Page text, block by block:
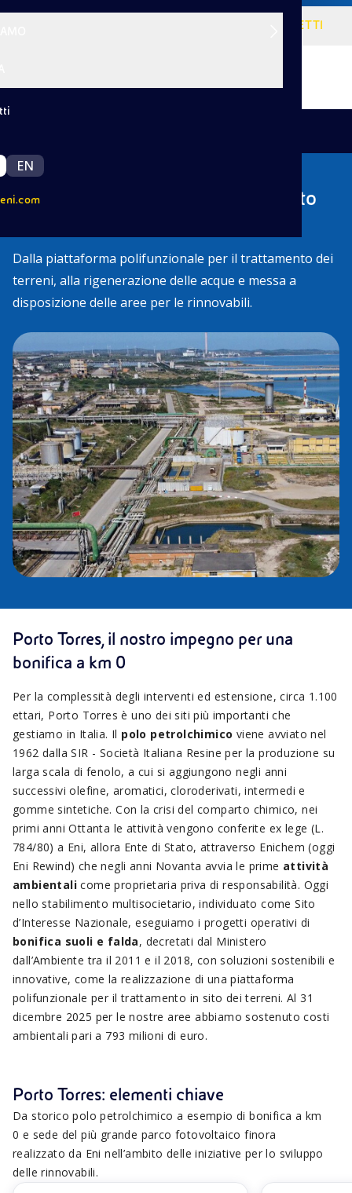
EN
eni.com
PROGETTI
I nostri interventi ambientali a Porto
Dalla piattaforma polifunzionale per il trattamento dei
terreni, alla rigenerazione delle acque e messa a
disposizione delle aree per le rinnovabili.
Porto Torres, il nostro impegno per una
bonifica a km 0
Per la complessità degli interventi ed estensione, circa 1.100
ettari, Porto Torres è uno dei siti più importanti che
gestiamo in Italia. Il polo petrolchimico viene avviato nel
1962 dalla SIR - Società Italiana Resine per la produzione su
larga scala di fenolo, a cui si aggiungono negli anni
successivi olefine, aromatici, cloroderivati, intermedi e
gomme sintetiche. Con la crisi del comparto chimico, nei
primi anni Ottanta le attività vengono conferite ex lege (L.
784/80) a Eni, allora Ente di Stato, attraverso Enichem (oggi
Eni Rewind) che negli anni Novanta avvia le prime attività
ambientali come proprietaria priva di responsabilità. Oggi
nello stabilimento multisocietario, individuato come Sito
d’Interesse Nazionale, eseguiamo i progetti operativi di
bonifica suoli e falda, decretati dal Ministero
dall’Ambiente tra il 2011 e il 2018, con soluzioni sostenibili e
innovative, come la realizzazione di una piattaforma
polifunzionale per il trattamento in sito dei terreni. Al 31
dicembre 2025 per le nostre aree abbiamo sostenuto costi
ambientali pari a 793 milioni di euro.
Porto Torres: elementi chiave
Da storico polo petrolchimico a esempio di bonifica a km
0 e sede del più grande parco fotovoltaico finora
realizzato da Eni nell’ambito delle iniziative per lo sviluppo
delle rinnovabili.